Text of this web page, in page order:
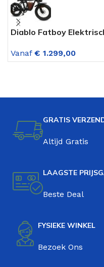
Diablo Fatboy
Vanaf € 1.299,00
GRATIS
Altijd Gratis
LAAGSTE
Beste Deal
FYSIEKE WINKEL
Bezoek Ons